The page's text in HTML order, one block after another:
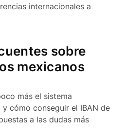
internacionales a
sobre
mexicanos
más el sistema
cómo conseguir el IBAN de
a las dudas más